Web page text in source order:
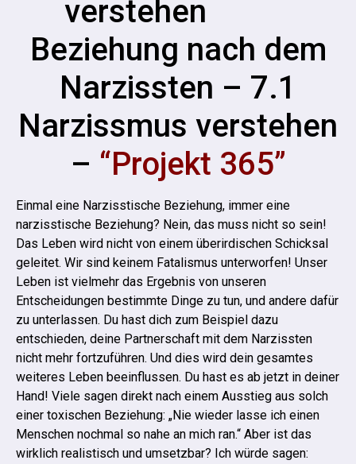
Beziehung nach dem
Narzissten – 7.1
Narzissmus verstehen
– “Projekt 365”
Einmal eine Narzisstische Beziehung, immer eine
narzisstische Beziehung? Nein, das muss nicht so sein!
Das Leben wird nicht von einem überirdischen Schicksal
geleitet. Wir sind keinem Fatalismus unterworfen! Unser
Leben ist vielmehr das Ergebnis von unseren
Entscheidungen bestimmte Dinge zu tun, und andere dafür
zu unterlassen. Du hast dich zum Beispiel dazu
entschieden, deine Partnerschaft mit dem Narzissten
nicht mehr fortzuführen. Und dies wird dein gesamtes
weiteres Leben beeinflussen. Du hast es ab jetzt in deiner
Hand! Viele sagen direkt nach einem Ausstieg aus solch
einer toxischen Beziehung: „Nie wieder lasse ich einen
Menschen nochmal so nahe an mich ran.“ Aber ist das
wirklich realistisch und umsetzbar? Ich würde sagen: